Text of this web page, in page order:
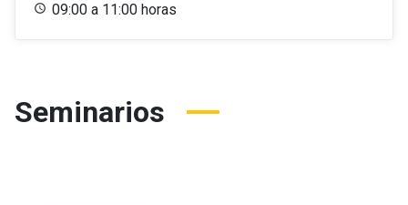
09:00 a 11:00 horas
Seminarios